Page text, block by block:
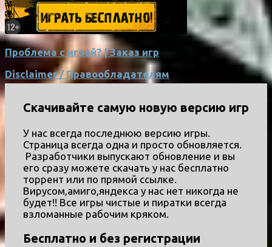
Проблема с игрой? | Заказ игр
Disclaimer / Правообладателям
Скачивайте самую новую версию игр
У нас всегда последнюю версию игры.
Страница всегда одна и просто обновляется.
Разработчики выпускают обновление и вы
его сразу можете скачать у нас бесплатно
торрент или по прямой ссылке.
Вирусом,амиго,яндекса у нас нет никогда не
будет!! Все игры чистые и пиратки всегда
взломанные рабочим кряком.
Бесплатно и без регистрации